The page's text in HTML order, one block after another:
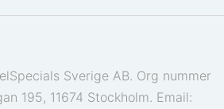
Sverige AB. Org nummer
195, 11674 Stockholm. Email: